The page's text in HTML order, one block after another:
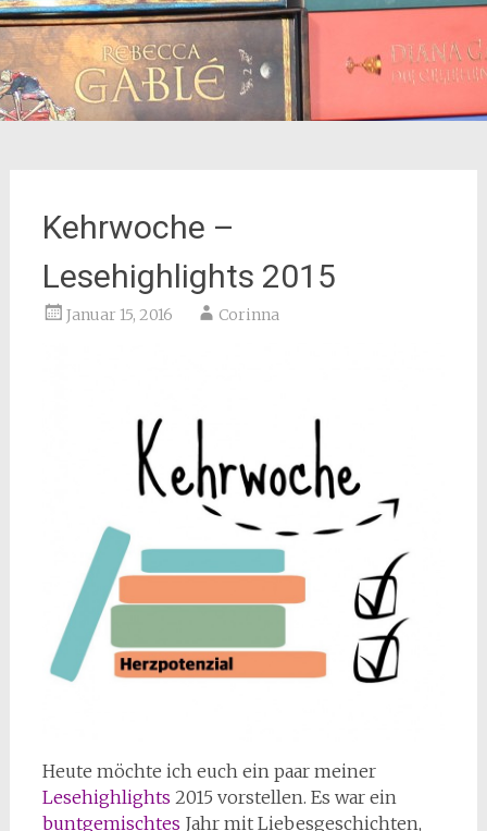
Kehrwoche –
Lesehighlights 2015
Januar 15, 2016 Corinna
Heute möchte ich euch ein paar meiner
Lesehighlights 2015 vorstellen. Es war ein
buntgemischtes Jahr mit Liebesgeschichten,